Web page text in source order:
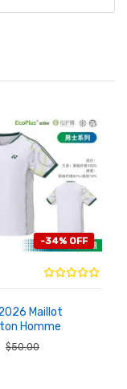
-34% OFF
Maillot
Homme
Performance
$50.00